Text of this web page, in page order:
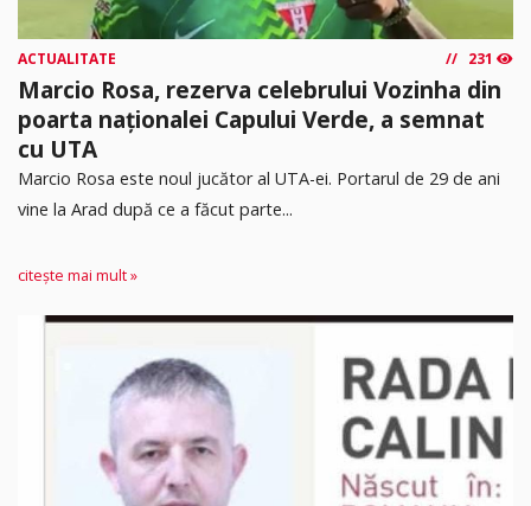
ACTUALITATE 231
Marcio Rosa, rezerva celebrului Vozinha din
poarta naționalei Capului Verde, a semnat
cu UTA
Marcio Rosa este noul jucător al UTA-ei. Portarul de 29 de ani
vine la Arad după ce a făcut parte...
citește mai mult »